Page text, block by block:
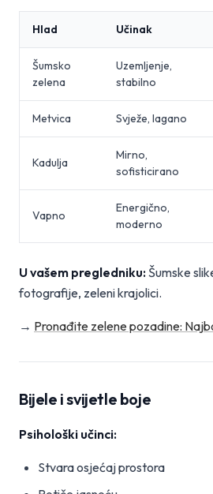
Hlad Učinak
Šumsko
zelena
Uzemljenje,
stabilno
Metvica Svježe, lagano
Kadulja
Mirno,
sofisticirano
Vapno
Energično,
moderno
U vašem pregledniku:Šumske
fotografije, zeleni krajolici.
→ Pronađite zelene pozadine:
Bijele i svijetle boje
Psihološki učinci:
Stvara osjećaj prostora